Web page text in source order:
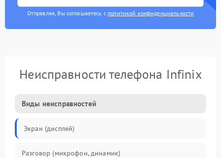
Отправляя, Вы соглашаетесь с политикой конфиденциальности
Неисправности телефона Infinix
Виды неисправностей
Экран (дисплей)
Разговор (микрофон, динамик)